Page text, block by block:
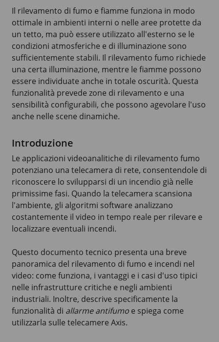
Il rilevamento di fumo e fiamme funziona in modo
ottimale in ambienti interni o nelle aree protette da
un tetto, ma può essere utilizzato all'esterno se le
condizioni atmosferiche e di illuminazione sono
sufficientemente stabili. Il rilevamento fumo richiede
una certa illuminazione, mentre le fiamme possono
essere individuate anche in totale oscurità. Questa
funzionalità prevede zone di rilevamento e una
sensibilità configurabili, che possono agevolare l'uso
anche nelle scene dinamiche.
Introduzione
Le applicazioni videoanalitiche di rilevamento fumo
potenziano una telecamera di rete, consentendole di
riconoscere lo svilupparsi di un incendio già nelle
primissime fasi. Quando la telecamera scansiona
l'ambiente, gli algoritmi software analizzano
costantemente il video in tempo reale per rilevare e
localizzare eventuali incendi.
Questo documento tecnico presenta una breve
panoramica del rilevamento di fumo e incendi nel
video: come funziona, i vantaggi e i casi d'uso tipici
nelle infrastrutture critiche e negli ambienti
industriali. Inoltre, descrive specificamente la
funzionalità di allarme antifumo e spiega come
utilizzarla sulle telecamere Axis.